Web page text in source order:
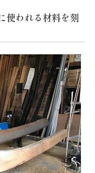
使われる材料を刻